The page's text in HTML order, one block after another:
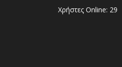
Χρήστες Online: 29